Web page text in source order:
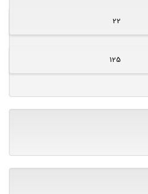
22
125